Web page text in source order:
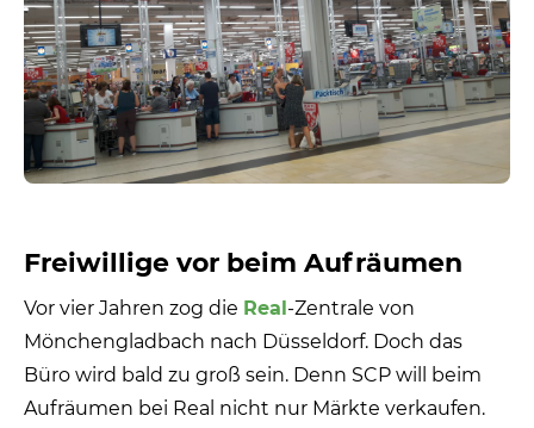
Freiwillige vor beim Aufräumen
Vor vier Jahren zog die Real-Zentrale von
Mönchengladbach nach Düsseldorf. Doch das
Büro wird bald zu groß sein. Denn SCP will beim
Aufräumen bei Real nicht nur Märkte verkaufen.